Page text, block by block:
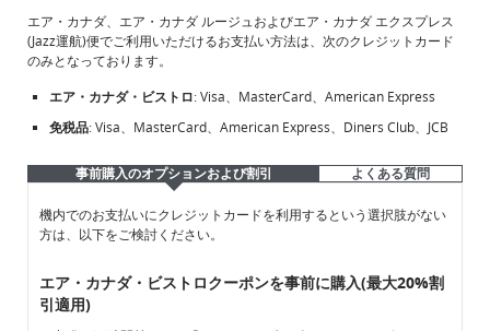
エア・カナダ、エア・カナダ ルージュおよびエア・カナダ エクスプレス
(Jazz運航)便でご利用いただけるお支払い方法は、次のクレジットカード
のみとなっております。
エア・カナダ・ビストロ: Visa、MasterCard、American Express
免税品: Visa、MasterCard、American Express、Diners Club、JCB
事前購入のオプションおよび割引 よくある質問
事
前
入
の
オ
事
前
入
の
オ
機内でのお支払いにクレジットカードを利用するという選択肢がない
方は、以下をご検討ください。
エア・カナダ・ビストロクーポンを事前に購入(最大20%割
引適用)